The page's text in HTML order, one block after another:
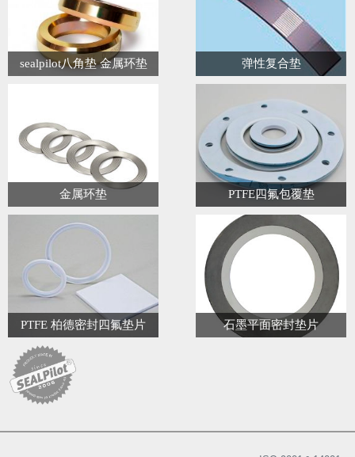
sealpilot八角垫 金属环垫 弹性复合垫
金属环垫 PTFE四氟包覆垫
PTFE 柏德密封四氟垫片 石墨平面密封垫片